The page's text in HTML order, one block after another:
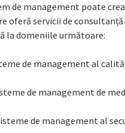
de management poate
oferă servicii de
la domeniile următoare:
de management al
de management de
de management al